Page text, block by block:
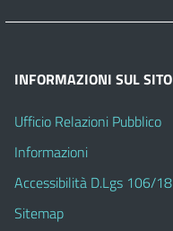
INFORMAZIONI SUL SITO
Ufficio Relazioni Pubblico
Informazioni
Accessibilità D.Lgs 106/18
Sitemap